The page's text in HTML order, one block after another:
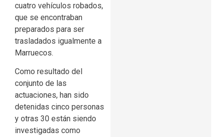
cuatro vehículos robados,
que se encontraban
preparados para ser
trasladados igualmente a
Marruecos.
Como resultado del
conjunto de las
actuaciones, han sido
detenidas cinco personas
y otras 30 están siendo
investigadas como